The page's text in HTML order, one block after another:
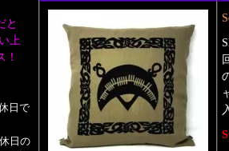
と
上
！
日で
日の